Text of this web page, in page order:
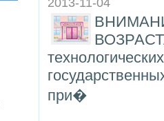
2013-11-04
при�